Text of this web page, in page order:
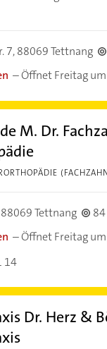
7,88069 Tettnang
–Öffnet Freitag
M. Dr.
88069 Tettnang
–Öffnet Freitag
14
Dr. Herz &